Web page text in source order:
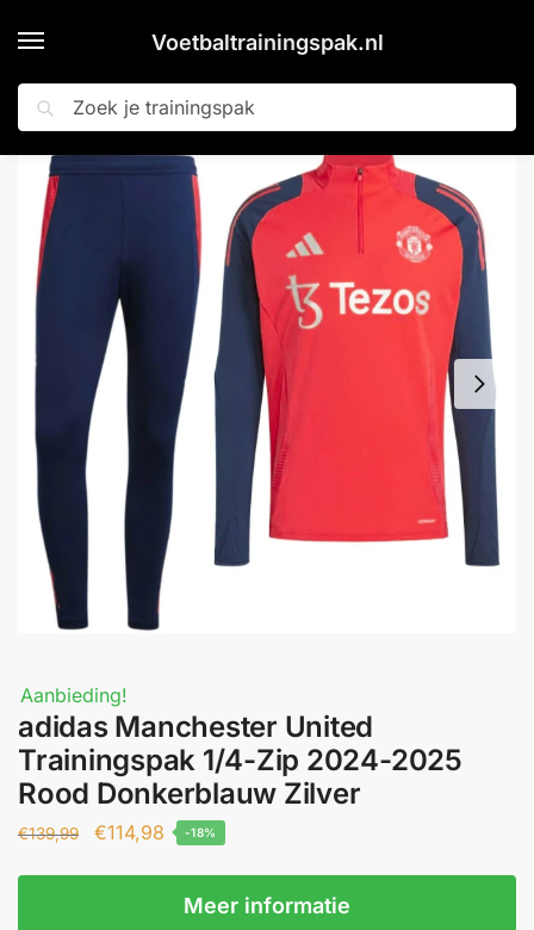
Voetbaltrainingspak.nl
Zoeken
Home » Shop » adidas Manchester United Trainingspak 1/4-Zip 2024-2025 Rood Donkerblauw Zilver
Aanbieding!
adidas Manchester United
Trainingspak 1/4-Zip 2024-2025
Rood Donkerblauw Zilver
€139,99 €114,98 -18%
Meer informatie